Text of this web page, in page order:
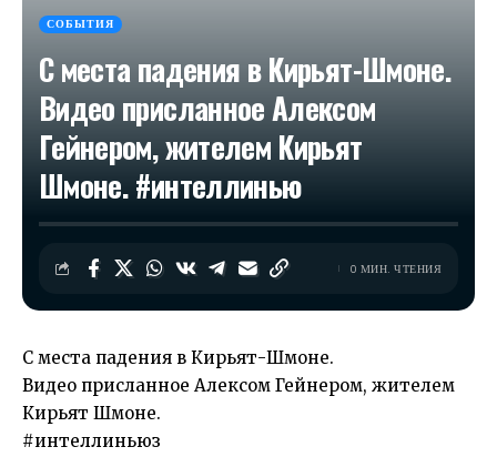
СОБЫТИЯ
С места падения в Кирьят-Шмоне.
Видео присланное Алексом
Гейнером, жителем Кирьят
Шмоне. #интеллинью
0 МИН. ЧТЕНИЯ
С места падения в Кирьят-Шмоне.
Видео присланное Алексом Гейнером, жителем
Кирьят Шмоне.
#интеллиньюз